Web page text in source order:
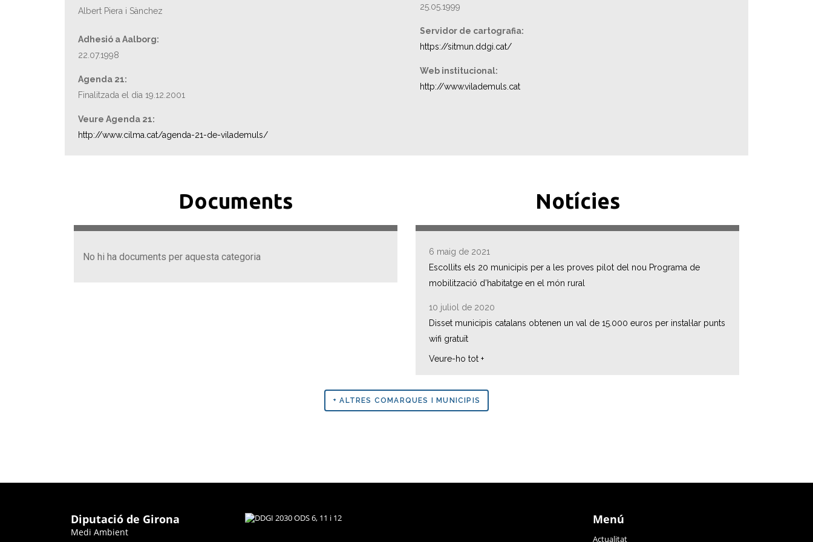
Albert Piera i Sànchez
Adhesió a Aalborg:
22.07.1998
Agenda 21:
Finalitzada el dia 19.12.2001
Veure Agenda 21:
http://www.cilma.cat/agenda-21-de-vilademuls/
25.05.1999
Servidor de cartografia:
https://sitmun.ddgi.cat/
Web institucional:
http://www.vilademuls.cat
Documents
No hi ha documents per aquesta categoria
Notícies
6 maig de 2021
Escollits els 20 municipis per a les proves pilot del nou Programa de
mobilització d’habitatge en el món rural
10 juliol de 2020
Disset municipis catalans obtenen un val de 15.000 euros per instal·lar punts
wifi gratuït
Veure-ho tot +
+ ALTRES COMARQUES I MUNICIPIS
Diputació de Girona
Medi Ambient
Menú
Actualitat